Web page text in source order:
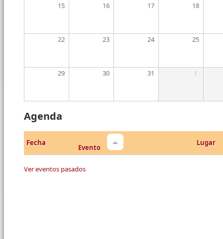
15 16 17 18
22 23 24 25
29 30 31 1
Agenda
Fecha
Evento
Lugar
Ver eventos pasados